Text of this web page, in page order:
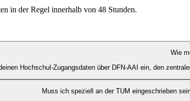
in der Regel innerhalb von 48 Stunden.
Wie
Hochschul-Zugangsdaten über DFN-AAI ein, den
Muss ich speziell an der TUM eingeschrieben